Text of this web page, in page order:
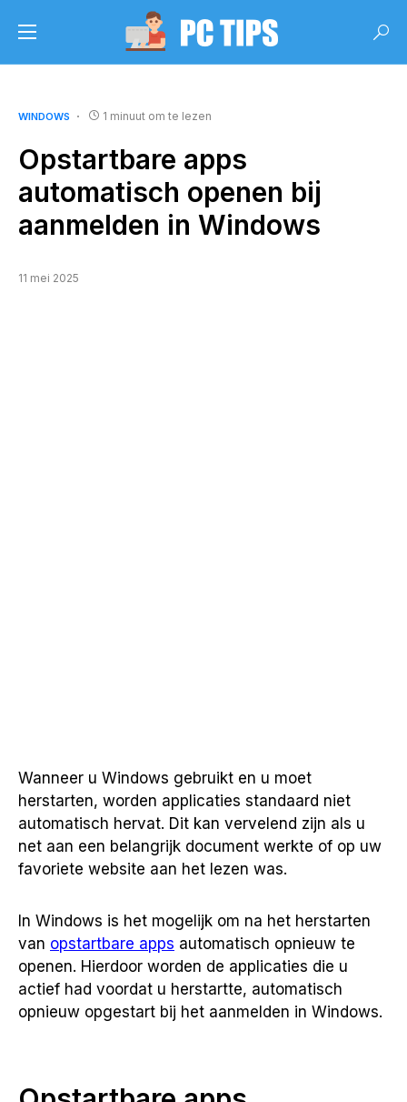
WINDOWS 1 minuut om te lezen
Opstartbare apps
automatisch openen bij
aanmelden in Windows
11 mei 2025
Wanneer u Windows gebruikt en u moet
herstarten, worden applicaties standaard niet
automatisch hervat. Dit kan vervelend zijn als u
net aan een belangrijk document werkte of op uw
favoriete website aan het lezen was.
In Windows is het mogelijk om na het herstarten
van opstartbare apps automatisch opnieuw te
openen. Hierdoor worden de applicaties die u
actief had voordat u herstartte, automatisch
opnieuw opgestart bij het aanmelden in Windows.